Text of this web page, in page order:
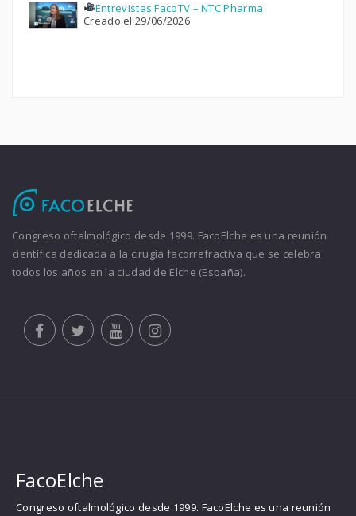
Entrevistas FacoTV – NTC Pharma
Creado el 29/06/2026
Congreso oftalmológico desde 1999. FacoElche es una reunión
científica dedicada a la cirugía facorrefractiva que se celebra
todos los años en la ciudad de Elche (España).
FacoElche
Congreso oftalmológico desde 1999. FacoElche es una reunión